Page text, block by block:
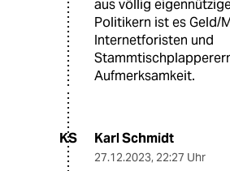
aus völlig
Politikern ist es Geld/
Internetforisten und
Aufmerksamkeit.
KS Karl Schmidt
27.12.2023, 22:27 Uhr